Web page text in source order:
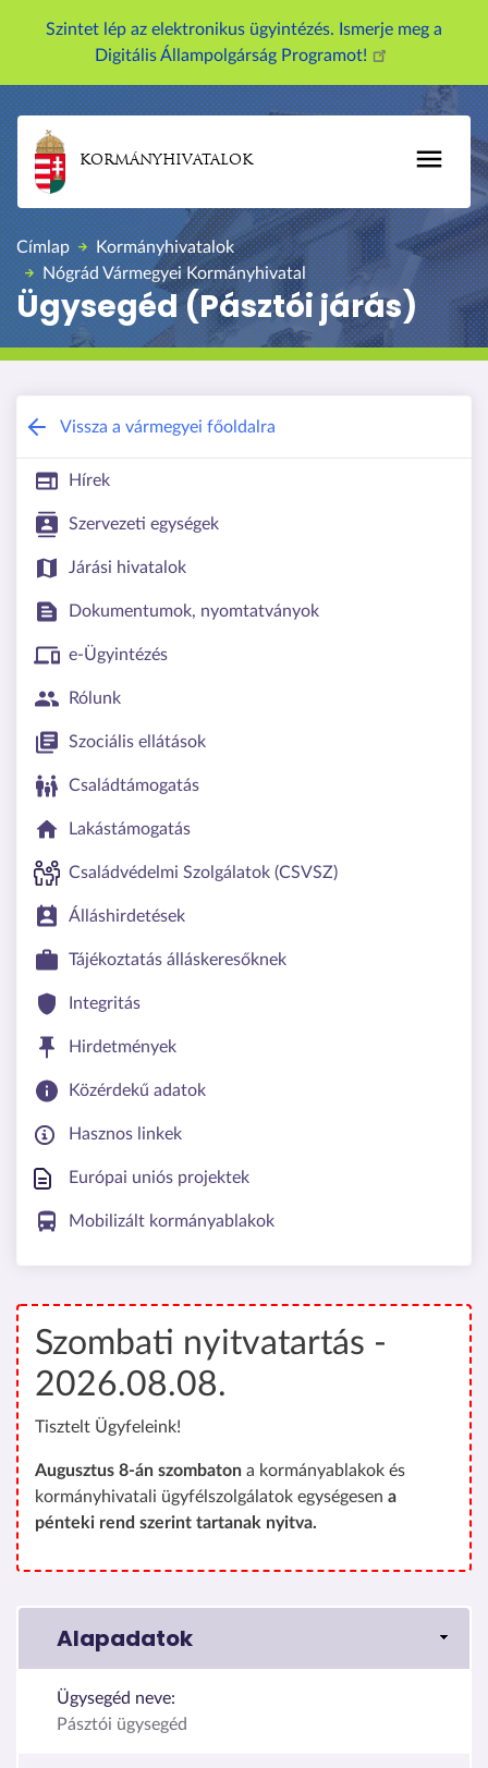
á
a
a
r
t
a
l
o
r
a
Szintet lép az elektronikus ügyintézés. Ismerje meg a
Digitális Állampolgárság Programot!
KORMÁNYHIVATALOK
Címlap
Kormányhivatalok
Nógrád Vármegyei Kormányhivatal
Ügysegéd (Pásztói járás)
Nógrád Vármegyei Kormányhivatal
Vissza a vármegyei főoldalra
Hírek
Szervezeti egységek
Járási hivatalok
Dokumentumok, nyomtatványok
e-Ügyintézés
Rólunk
Szociális ellátások
Családtámogatás
Lakástámogatás
Családvédelmi Szolgálatok (CSVSZ)
Álláshirdetések
Tájékoztatás álláskeresőknek
Integritás
Hirdetmények
Közérdekű adatok
Hasznos linkek
Európai uniós projektek
Mobilizált kormányablakok
Szombati nyitvatartás -
2026.08.08.
Tisztelt Ügyfeleink!
Augusztus 8-án szombaton a kormányablakok és
kormányhivatali ügyfélszolgálatok egységesen a
pénteki rend szerint tartanak nyitva.
Alapadatok
Ügysegéd neve:
Pásztói ügysegéd